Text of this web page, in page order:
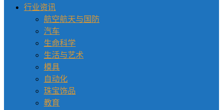
行业资讯
航空航天与国防
汽车
生命科学
生活与艺术
模具
自动化
珠宝饰品
教育